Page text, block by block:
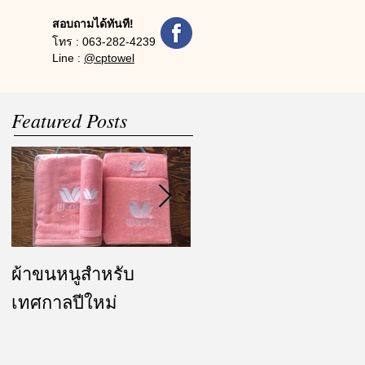
สอบถามได้ทันที!
โทร : 063-282-4239
Line : @cptowel
Featured Posts
ผ้าขนหนูสำหรับ
เทศกาลปีใหม่